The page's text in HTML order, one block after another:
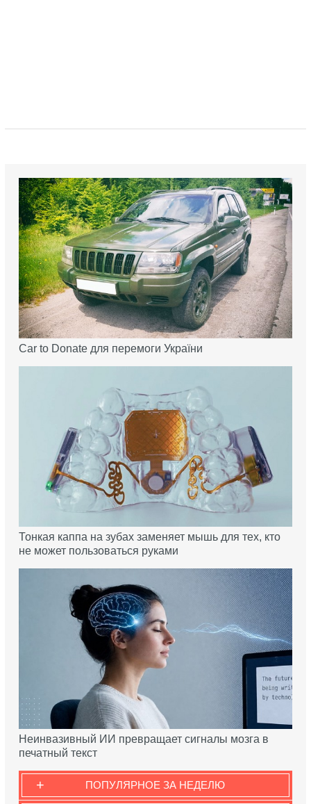
Car to Donate для перемоги України
Тонкая каппа на зубах заменяет мышь для тех, кто
не может пользоваться руками
Неинвазивный ИИ превращает сигналы мозга в
печатный текст
ПОПУЛЯРНОЕ ЗА НЕДЕЛЮ
+